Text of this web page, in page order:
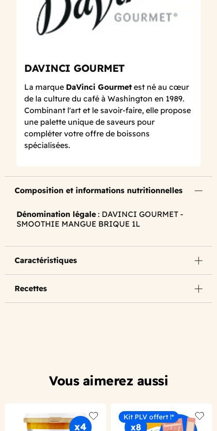
DAVINCI GOURMET
La marque DaVinci Gourmet est né au cœur
de la culture du café à Washington en 1989.
Combinant l'art et le savoir-faire, elle propose
une palette unique de saveurs pour
compléter votre offre de boissons
spécialisées.
Composition et informations nutritionnelles
Dénomination légale : DAVINCI GOURMET -
SMOOTHIE MANGUE BRIQUE 1L
Caractéristiques
Recettes
Vous aimerez aussi
Add to wishlist
Kit PLV offert !*
Add